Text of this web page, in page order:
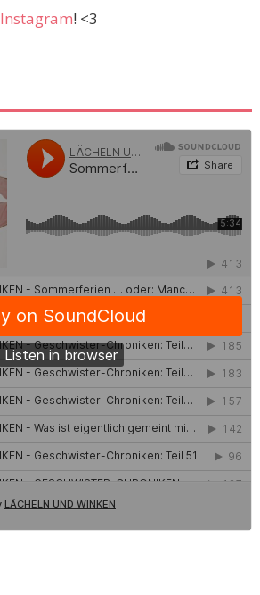
Instagram! <3